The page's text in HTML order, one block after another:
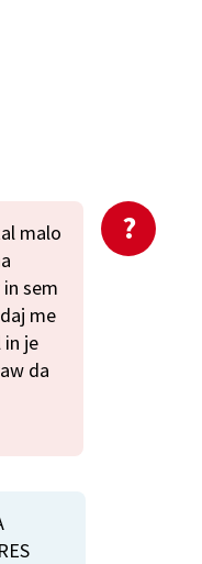
malo
sem
me
in je
da